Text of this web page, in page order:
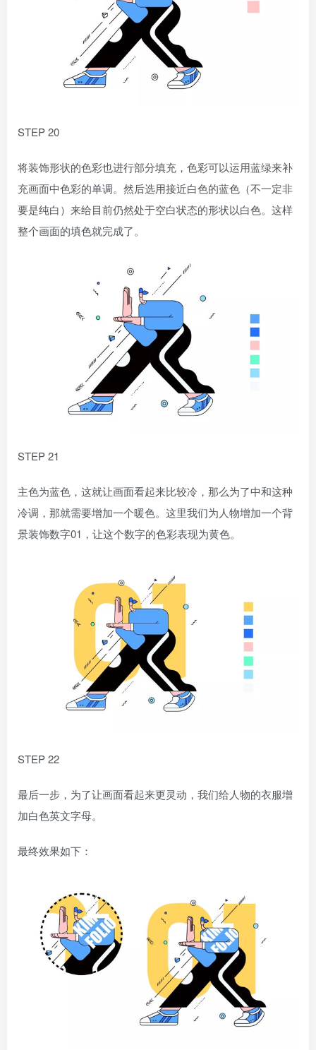
STEP 20
将装饰形状的色彩也进行部分填充，色彩可以运用蓝绿来补
充画面中色彩的单调。然后选用接近白色的蓝色（不一定非
要是纯白）来给目前仍然处于空白状态的形状以白色。这样
整个画面的填色就完成了。
STEP 21
主色为蓝色，这就让画面看起来比较冷，那么为了中和这种
冷调，那就需要增加一个暖色。这里我们为人物增加一个背
景装饰数字01，让这个数字的色彩表现为黄色。
STEP 22
最后一步，为了让画面看起来更灵动，我们给人物的衣服增
加白色英文字母。
最终效果如下：